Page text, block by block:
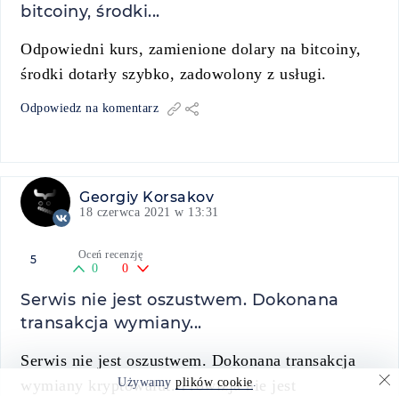
bitcoiny, środki...
Odpowiedni kurs, zamienione dolary na bitcoiny,
środki dotarły szybko, zadowolony z usługi.
Odpowiedz na komentarz
Georgiy Korsakov
18 czerwca 2021 w 13:31
5 Oceń recenzję
0 0
Serwis nie jest oszustwem. Dokonana
transakcja wymiany...
Serwis nie jest oszustwem. Dokonana transakcja
wymiany kryptowalut. Prowizja nie jest
Używamy plików cookie.